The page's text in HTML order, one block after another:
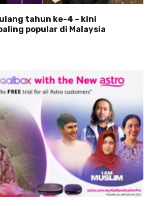
tahun ke-4 – kini
popular di Malaysia